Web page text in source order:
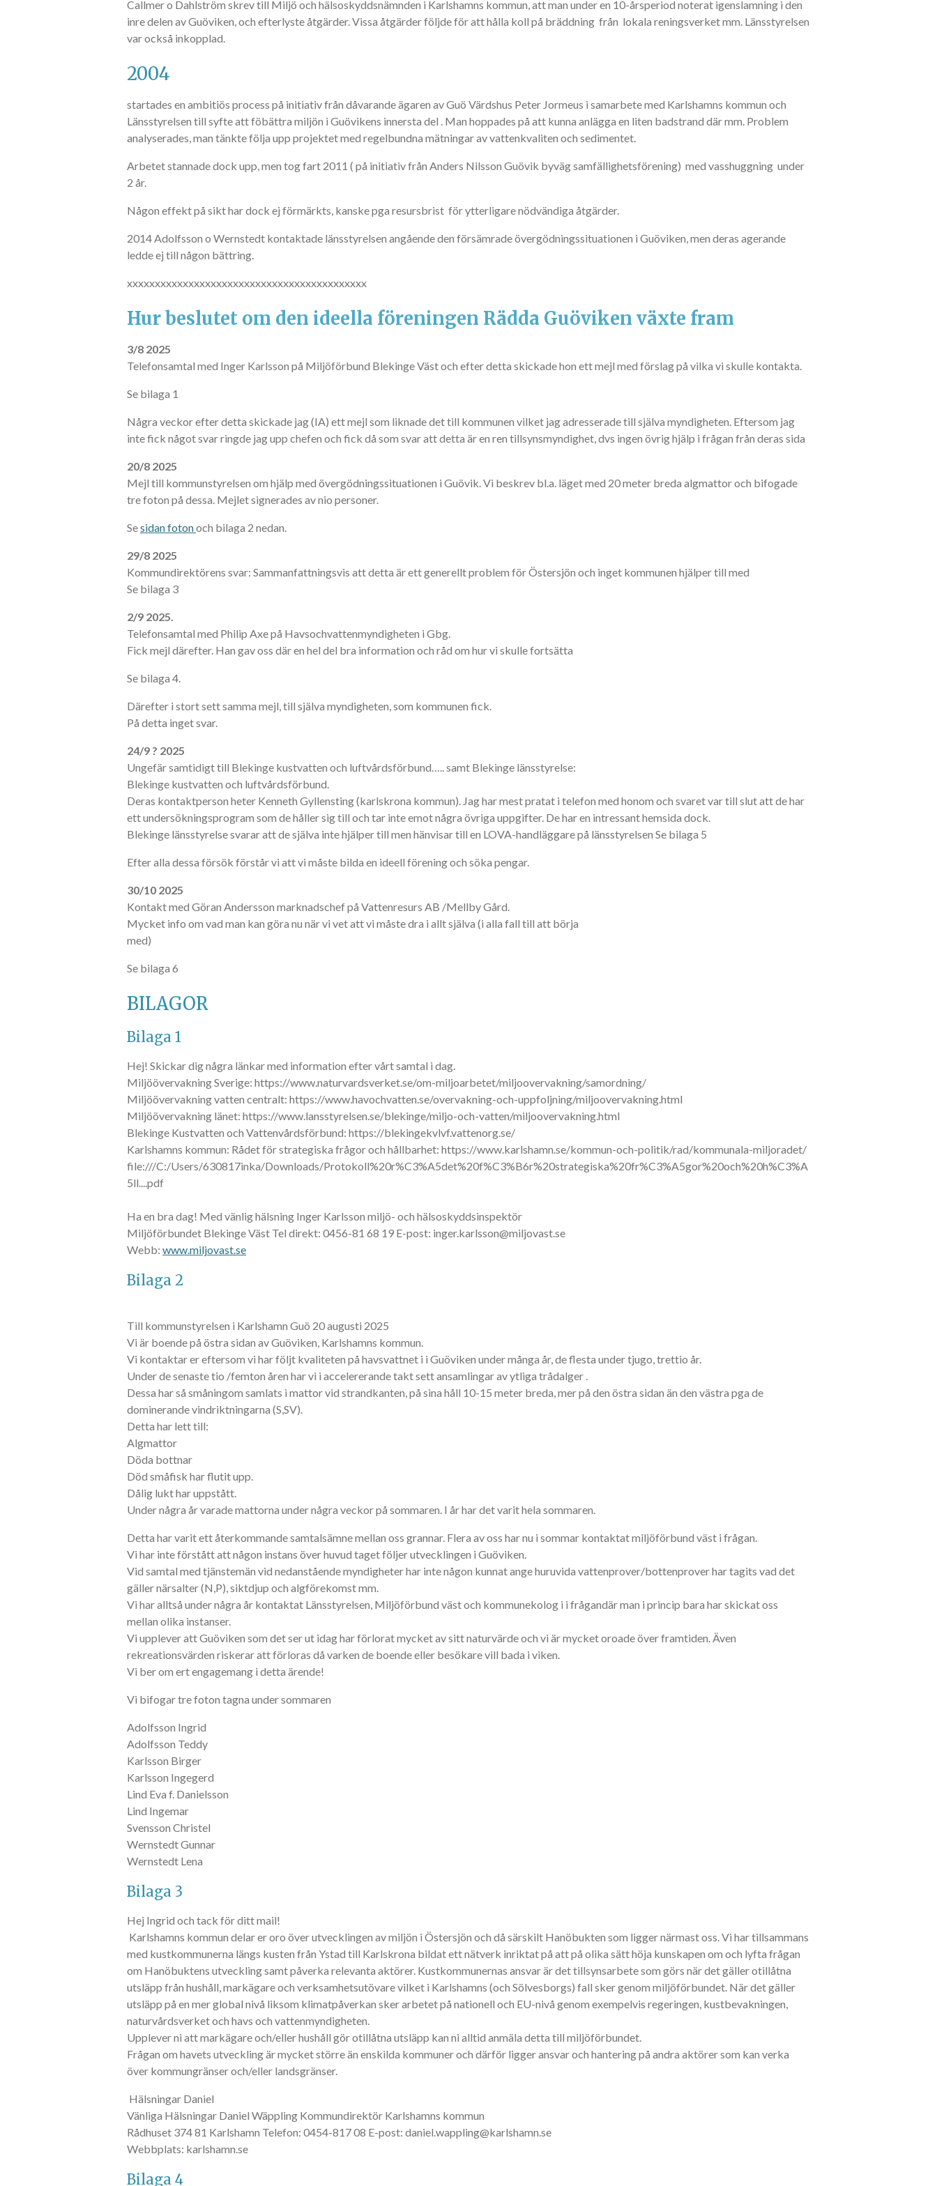
Callmer o Dahlström skrev till Miljö och hälsoskyddsnämnden i Karlshamns kommun, att man under en 10-årsperiod noterat igenslamning i den
inre delen av Guöviken, och efterlyste åtgärder. Vissa åtgärder följde för att hålla koll på bräddning från lokala reningsverket mm. Länsstyrelsen
var också inkopplad.
2004
startades en ambitiös process på initiativ från dåvarande ägaren av Guö Värdshus Peter Jormeus i samarbete med Karlshamns kommun och
Länsstyrelsen till syfte att föbättra miljön i Guövikens innersta del . Man hoppades på att kunna anlägga en liten badstrand där mm. Problem
analyserades, man tänkte följa upp projektet med regelbundna mätningar av vattenkvaliten och sedimentet.
Arbetet stannade dock upp, men tog fart 2011 ( på initiativ från Anders Nilsson Guövik byväg samfällighetsförening) med vasshuggning under
2 år.
Någon effekt på sikt har dock ej förmärkts, kanske pga resursbrist för ytterligare nödvändiga åtgärder.
2014 Adolfsson o Wernstedt kontaktade länsstyrelsen angående den försämrade övergödningssituationen i Guöviken, men deras agerande
ledde ej till någon bättring.
xxxxxxxxxxxxxxxxxxxxxxxxxxxxxxxxxxxxxxxxxxx
Hur beslutet om den ideella föreningen Rädda Guöviken växte fram
3/8 2025
Telefonsamtal med Inger Karlsson på Miljöförbund Blekinge Väst och efter detta skickade hon ett mejl med förslag på vilka vi skulle kontakta.
Se bilaga 1
Några veckor efter detta skickade jag (IA) ett mejl som liknade det till kommunen vilket jag adresserade till själva myndigheten. Eftersom jag
inte fick något svar ringde jag upp chefen och fick då som svar att detta är en ren tillsynsmyndighet, dvs ingen övrig hjälp i frågan från deras sida
20/8 2025
Mejl till kommunstyrelsen om hjälp med övergödningssituationen i Guövik. Vi beskrev bl.a. läget med 20 meter breda algmattor och bifogade
tre foton på dessa. Mejlet signerades av nio personer.
Sesidan fotonoch bilaga 2 nedan.
29/8 2025
Kommundirektörens svar: Sammanfattningsvis att detta är ett generellt problem för Östersjön och inget kommunen hjälper till med
Se bilaga 3
2/9 2025.
Telefonsamtal med Philip Axe på Havsochvattenmyndigheten i Gbg.
Fick mejl därefter. Han gav oss där en hel del bra information och råd om hur vi skulle fortsätta
Se bilaga 4.
Därefter i stort sett samma mejl, till själva myndigheten, som kommunen fick.
På detta inget svar.
24/9 ? 2025
Ungefär samtidigt till Blekinge kustvatten och luftvårdsförbund….. samt Blekinge länsstyrelse:
Blekinge kustvatten och luftvårdsförbund.
Deras kontaktperson heter Kenneth Gyllensting (karlskrona kommun). Jag har mest pratat i telefon med honom och svaret var till slut att de har
ett undersökningsprogram som de håller sig till och tar inte emot några övriga uppgifter. De har en intressant hemsida dock.
Blekinge länsstyrelse svarar att de själva inte hjälper till men hänvisar till en LOVA-handläggare på länsstyrelsen Se bilaga 5
Efter alla dessa försök förstår vi att vi måste bilda en ideell förening och söka pengar.
30/10 2025
Kontakt med Göran Andersson marknadschef på Vattenresurs AB /Mellby Gård.
Mycket info om vad man kan göra nu när vi vet att vi måste dra i allt själva (i alla fall till att börja
med)
Se bilaga 6
BILAGOR
Bilaga 1
Hej! Skickar dig några länkar med information efter vårt samtal i dag.
Miljöövervakning Sverige: https://www.naturvardsverket.se/om-miljoarbetet/miljoovervakning/samordning/
Miljöövervakning vatten centralt: https://www.havochvatten.se/overvakning-och-uppfoljning/miljoovervakning.html
Miljöövervakning länet: https://www.lansstyrelsen.se/blekinge/miljo-och-vatten/miljoovervakning.html
Blekinge Kustvatten och Vattenvårdsförbund: https://blekingekvlvf.vattenorg.se/
Karlshamns kommun: Rådet för strategiska frågor och hållbarhet: https://www.karlshamn.se/kommun-och-politik/rad/kommunala-miljoradet/
file:///C:/Users/630817inka/Downloads/Protokoll%20r%C3%A5det%20f%C3%B6r%20strategiska%20fr%C3%A5gor%20och%20h%C3%A
5ll....pdf
Ha en bra dag! Med vänlig hälsning Inger Karlsson miljö- och hälsoskyddsinspektör
Miljöförbundet Blekinge Väst Tel direkt: 0456-81 68 19 E-post: inger.karlsson@miljovast.se
Webb: www.miljovast.se
Bilaga 2
Till kommunstyrelsen i Karlshamn Guö 20 augusti 2025
Vi är boende på östra sidan av Guöviken, Karlshamns kommun.
Vi kontaktar er eftersom vi har följt kvaliteten på havsvattnet i i Guöviken under många år, de flesta under tjugo, trettio år.
Under de senaste tio /femton åren har vi i accelererande takt sett ansamlingar av ytliga trådalger .
Dessa har så småningom samlats i mattor vid strandkanten, på sina håll 10-15 meter breda, mer på den östra sidan än den västra pga de
dominerande vindriktningarna (S,SV).
Detta har lett till:
Algmattor
Döda bottnar
Död småfisk har flutit upp.
Dålig lukt har uppstått.
Under några år varade mattorna under några veckor på sommaren. I år har det varit hela sommaren.
Detta har varit ett återkommande samtalsämne mellan oss grannar. Flera av oss har nu i sommar kontaktat miljöförbund väst i frågan.
Vi har inte förstått att någon instans över huvud taget följer utvecklingen i Guöviken.
Vid samtal med tjänstemän vid nedanstående myndigheter har inte någon kunnat ange huruvida vattenprover/bottenprover har tagits vad det
gäller närsalter (N,P), siktdjup och algförekomst mm.
Vi har alltså under några år kontaktat Länsstyrelsen, Miljöförbund väst och kommunekolog i i frågandär man i princip bara har skickat oss
mellan olika instanser.
Vi upplever att Guöviken som det ser ut idag har förlorat mycket av sitt naturvärde och vi är mycket oroade över framtiden. Även
rekreationsvärden riskerar att förloras då varken de boende eller besökare vill bada i viken.
Vi ber om ert engagemang i detta ärende!
Vi bifogar tre foton tagna under sommaren
Adolfsson Ingrid
Adolfsson Teddy
Karlsson Birger
Karlsson Ingegerd
Lind Eva f. Danielsson
Lind Ingemar
Svensson Christel
Wernstedt Gunnar
Wernstedt Lena
Bilaga 3
Hej Ingrid och tack för ditt mail!
Karlshamns kommun delar er oro över utvecklingen av miljön i Östersjön och då särskilt Hanöbukten som ligger närmast oss. Vi har tillsammans
med kustkommunerna längs kusten från Ystad till Karlskrona bildat ett nätverk inriktat på att på olika sätt höja kunskapen om och lyfta frågan
om Hanöbuktens utveckling samt påverka relevanta aktörer. Kustkommunernas ansvar är det tillsynsarbete som görs när det gäller otillåtna
utsläpp från hushåll, markägare och verksamhetsutövare vilket i Karlshamns (och Sölvesborgs) fall sker genom miljöförbundet. När det gäller
utsläpp på en mer global nivå liksom klimatpåverkan sker arbetet på nationell och EU-nivå genom exempelvis regeringen, kustbevakningen,
naturvårdsverket och havs och vattenmyndigheten.
Upplever ni att markägare och/eller hushåll gör otillåtna utsläpp kan ni alltid anmäla detta till miljöförbundet.
Frågan om havets utveckling är mycket större än enskilda kommuner och därför ligger ansvar och hantering på andra aktörer som kan verka
över kommungränser och/eller landsgränser.
Hälsningar Daniel
Vänliga Hälsningar Daniel Wäppling Kommundirektör Karlshamns kommun
Rådhuset 374 81 Karlshamn Telefon: 0454-817 08 E-post: daniel.wappling@karlshamn.se
Webbplats: karlshamn.se
Bilaga 4